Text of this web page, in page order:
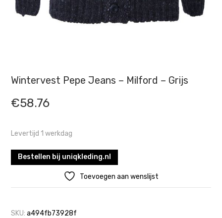
Wintervest Pepe Jeans – Milford – Grijs
€58.76
Levertijd 1 werkdag
Bestellen bij uniqkleding.nl
Toevoegen aan wenslijst
SKU:a494fb73928f